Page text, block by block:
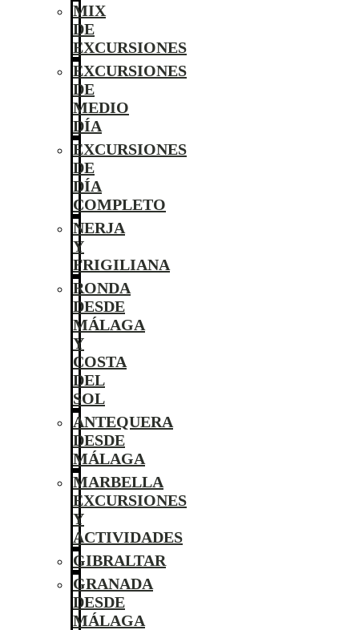
MIX
DE
EXCURSIONES
EXCURSIONES
DE
MEDIO
DÍA
EXCURSIONES
DE
DÍA
COMPLETO
NERJA
Y
FRIGILIANA
RONDA
DESDE
MÁLAGA
Y
COSTA
DEL
SOL
ANTEQUERA
DESDE
MÁLAGA
MARBELLA
EXCURSIONES
Y
ACTIVIDADES
GIBRALTAR
GRANADA
DESDE
MÁLAGA